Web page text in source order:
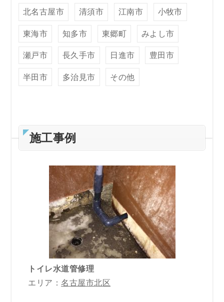
北名古屋市 清須市 江南市 小牧市
東海市 知多市 東郷町 みよし市
瀬戸市 長久手市 日進市 豊田市
半田市 多治見市 その他
施工事例
トイレ水道管修理
エリア：名古屋市北区